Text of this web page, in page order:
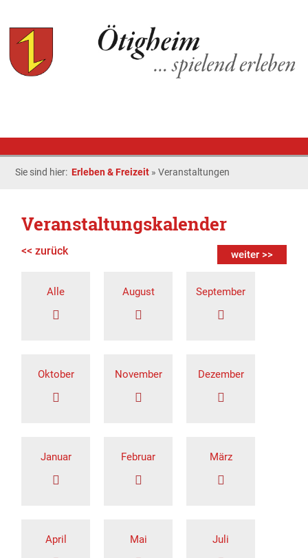
Sie sind hier: Erleben & Freizeit »Veranstaltungen
Veranstaltungskalender
<< zurück weiter >>
Alle August September
Oktober November Dezember
Januar Februar März
April Mai Juli